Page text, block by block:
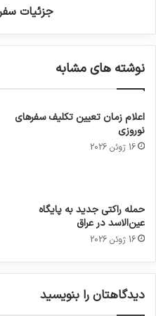
جزئیات
نوشته های مشابه
اعلام زمان تعیین تکلیف سفرهای
نوروزی
16 ژوئن 2026
حمله راکتی جدید به پایگاه
عین‌الاسد در عراق
16 ژوئن 2026
دیدگاهتان را بنویسید